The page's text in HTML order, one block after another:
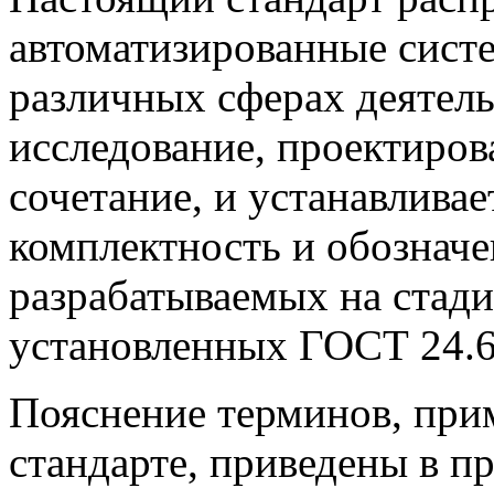
автоматизированные
различных сферах
исследование,
сочетание, и
комплектность и
разрабатываемых на
установленных ГОСТ
Пояснение терминов,
стандарте, приведены в